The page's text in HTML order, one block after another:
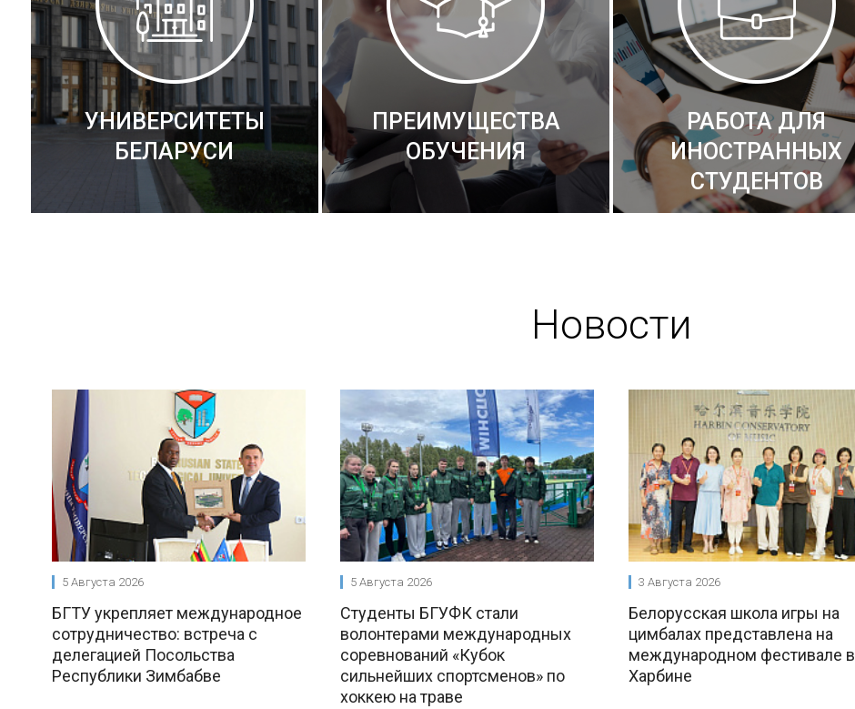
УНИВЕРСИТЕТЫ
БЕЛАРУСИ
ПРЕИМУЩЕСТВА
ОБУЧЕНИЯ
РАБОТА ДЛЯ
ИНОСТРАННЫХ
СТУДЕНТОВ
Новости
5 Августа 2026
БГТУ укрепляет международное
сотрудничество: встреча с
делегацией Посольства
Республики Зимбабве
5 Августа 2026
Студенты БГУФК стали
волонтерами международных
соревнований «Кубок
сильнейших спортсменов» по
хоккею на траве
3 Августа 2026
Белорусская школа игры на
цимбалах представлена на
международном фестивале в
Харбине